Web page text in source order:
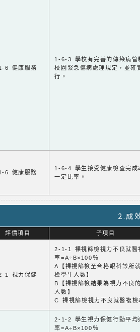
6 健康服務
1-6-3 學校有完善的傳染病管
校園緊急傷病處理規定，並確
行。
6 健康服務
1-6-4 學生接受健康檢查完成
一定比率。
2.成
評價項目 子項目
1 視力保健
2-1-1 裸視篩檢視力不良就醫
率=A÷B×100％
A【裸視篩檢至合格眼科診所
檢學生人數】
B【裸視篩檢結果為視力不良
人數】
C 裸視篩檢視力不良就醫複檢
2-1-2 學生視力保健行動平均
率=A÷B×100％